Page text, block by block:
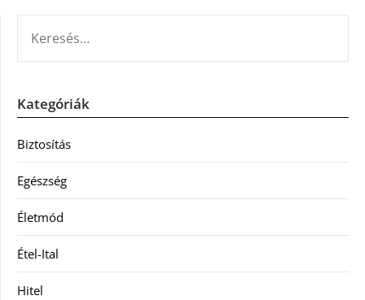
Kategóriák
Biztosítás
Egészség
Életmód
Étel-Ital
Hitel